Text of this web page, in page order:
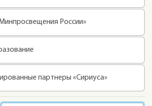
России»
партнеры «Сириуса»